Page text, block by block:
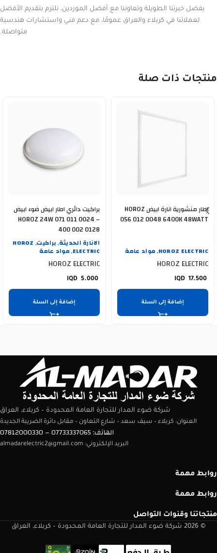
بفضل خبرتنا الطويلة وتعاوننا مع أفضل الموردين، نلتزم بتقديم الأفضل
لعملائنا في كربلاء والعراق عمومًا، مع دعم فني واستشارات هندسية
متواصلة.
منتجات ذات صلة
اطار منشورية انارة ابيض HOROZ
056 012 0048 6400K 48WATT
HOROZ ELECTRIC
, مواد عامة
HOROZ ELECTRIC
17.500
إضافة إلى السلة
براكيت دائري اطار ابيض ضوء ابيض
HOROZ 24W 071 011 0024 –
400 002 0128
الانارة الحديثة, براكيت,
HOROZ
ELECTRIC
, مواد عامة
HOROZ ELECTRIC
5.000
إضافة إلى السلة
شركة ضوء المدار للتجارة العامة المحدودة – كربلاء، العراق
العنوان: كربلاء – سيف سعد – شارع التعاون – مقابل دائرة الضريبة الجديدة
الهاتف: 07733337065 – 07812000330
البريد الإلكتروني: almadarelectric2@gmail.com
روابط مهمة
روابط مهمة
منتجاتنا وقنوات التواصل
© 2026 شركة ضوء المدار للتجارة العامة المحدودة – كربلاء، العراق